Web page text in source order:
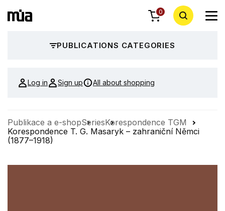
0
PUBLICATIONS CATEGORIES
Log in Sign up All about shopping
Publikace a e-shopSeriesKorespondence TGM
Korespondence T. G. Masaryk – zahraniční Němci
(1877–1918)